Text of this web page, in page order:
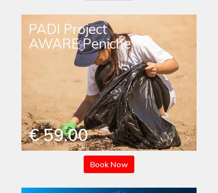
PADI Project
AWARE Peniche
€ 59.00
Book Now